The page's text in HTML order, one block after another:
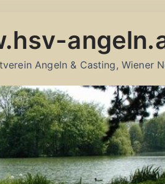
Angeln & Casting, Wiener